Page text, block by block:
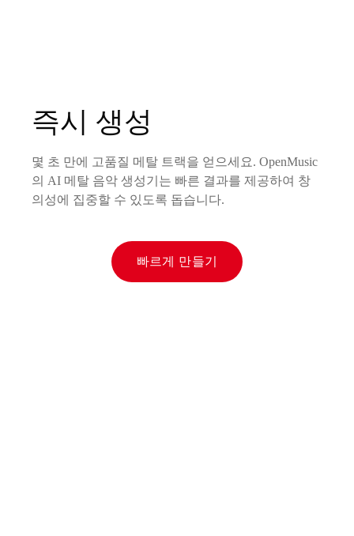
즉시 생성
몇 초 만에 고품질 메탈 트랙을 얻으세요. OpenMusic
의 AI 메탈 음악 생성기는 빠른 결과를 제공하여 창
의성에 집중할 수 있도록 돕습니다.
빠르게 만들기